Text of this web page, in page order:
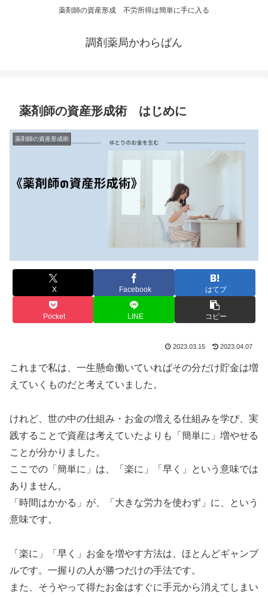
薬剤師の資産形成 不労所得は簡単に手に入る
調剤薬局かわらばん
薬剤師の資産形成術 はじめに
薬剤師の資産形成術
X Facebook はてブ
Pocket LINE コピー
2023.03.15 2023.04.07
これまで私は、一生懸命働いていればその分だけ貯金は増
えていくものだと考えていました。
けれど、世の中の仕組み・お金の増える仕組みを学び、実
践することで資産は考えていたよりも「簡単に」増やせる
ことが分かりました。
ここでの「簡単に」は、「楽に」「早く」という意味では
ありません。
「時間はかかる」が、「大きな労力を使わず」に、という
意味です。
「楽に」「早く」お金を増やす方法は、ほとんどギャンブ
ルです。一握りの人が勝つだけの手法です。
また、そうやって得たお金はすぐに手元から消えてしまい